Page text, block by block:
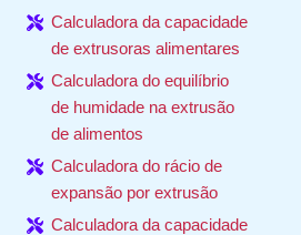
Calculadora da capacidade
de extrusoras alimentares
Calculadora do equilíbrio
de humidade na extrusão
de alimentos
Calculadora do rácio de
expansão por extrusão
Calculadora da capacidade